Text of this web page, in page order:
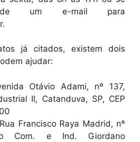
um e-mail para
já citados, existem dois
ajudar:
Otávio Adami, nº 137,
II, Catanduva, SP, CEP
Francisco Raya Madrid, nº
Com. e Ind. Giordano